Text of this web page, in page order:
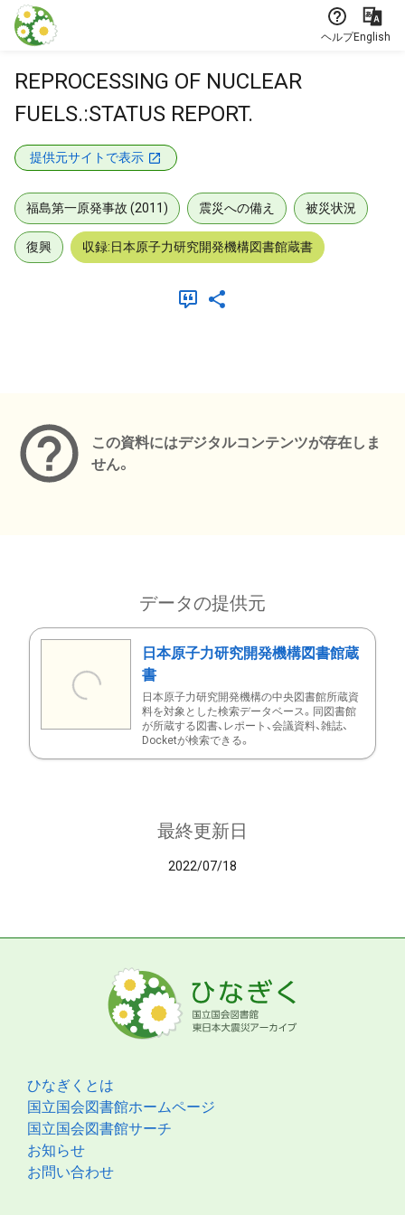
本文に飛ぶ
ヘルプEnglish
REPROCESSING OF NUCLEAR
FUELS.:STATUS REPORT.
提供元サイトで表示
福島第一原発事故 (2011) 震災への備え 被災状況
復興 収録:日本原子力研究開発機構図書館蔵書
この資料にはデジタルコンテンツが存在しま
せん。
データの提供元
日本原子力研究開発機構図書館蔵
書
日本原子力研究開発機構の中央図書館所蔵資
料を対象とした検索データベース。同図書館
が所蔵する図書、レポート、会議資料、雑誌、
Docketが検索できる。
最終更新日
2022/07/18
ひなぎくとは
国立国会図書館ホームページ
国立国会図書館サーチ
お知らせ
お問い合わせ